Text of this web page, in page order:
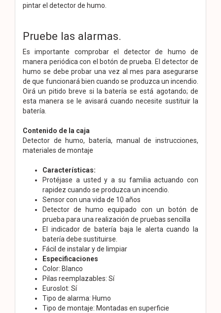
pintar el detector de humo.
Pruebe las alarmas.
Es importante comprobar el detector de humo de
manera periódica con el botón de prueba. El detector de
humo se debe probar una vez al mes para asegurarse
de que funcionará bien cuando se produzca un incendio.
Oirá un pitido breve si la batería se está agotando; de
esta manera se le avisará cuando necesite sustituir la
batería.
Contenido de la caja
Detector de humo, batería, manual de instrucciones,
materiales de montaje
Características:
Protéjase a usted y a su familia actuando con
rapidez cuando se produzca un incendio.
Sensor con una vida de 10 años
Detector de humo equipado con un botón de
prueba para una realización de pruebas sencilla
El indicador de batería baja le alerta cuando la
batería debe sustituirse.
Fácil de instalar y de limpiar
Especificaciones
Color: Blanco
Pilas reemplazables: Sí
Euroslot: Sí
Tipo de alarma: Humo
Tipo de montaje: Montadas en superficie